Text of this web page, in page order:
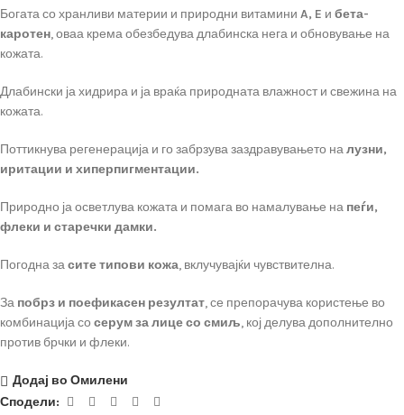
Богата со хранливи материи и природни витамини A, E и бета-
каротен, оваа крема обезбедува длабинска нега и обновување на
кожата.
Длабински ја хидрира и ја враќа природната влажност и свежина на
кожата.
Поттикнува регенерација и го забрзува заздравувањето налузни,
иритации и хиперпигментации.
Природно ја осветлува кожата и помага во намалување на пеѓи,
флеки и старечки дамки.
Погодна засите типови кожа, вклучувајќи чувствителна.
За побрз и поефикасен резултат, се препорачува користење во
комбинација со серум за лице со смиљ, кој делува дополнително
против брчки и флеки.
Додај во Омилени
Сподели: